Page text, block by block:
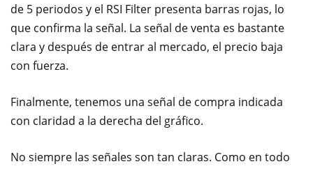
de 5 periodos y el RSI Filter presenta barras rojas, lo
que confirma la señal. La señal de venta es bastante
clara y después de entrar al mercado, el precio baja
con fuerza.
Finalmente, tenemos una señal de compra indicada
con claridad a la derecha del gráfico.
No siempre las señales son tan claras. Como en todo